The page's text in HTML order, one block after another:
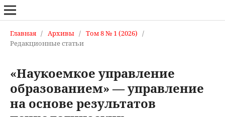
Главная / Архивы / Том 8 № 1 (2026) /
Редакционные статьи
«Наукоемкое управление
образованием» — управление
на основе результатов